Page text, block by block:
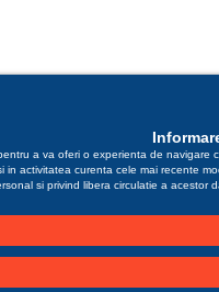
a va oferi o experienta de navigare
in activitatea curenta cele mai recente
si privind libera circulatie a acestor